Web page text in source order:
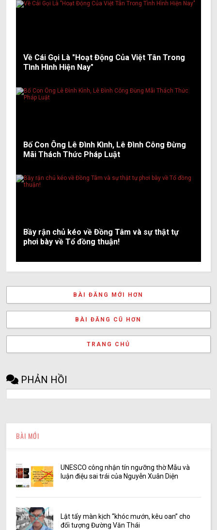
Về Cái Gọi Là "Hoạt Động Của Việt Tân Trong
Tình Hình Hiện Nay"
Bố Con Ông Lê Đình Kình, Lê Đình Công Đừng
Mãi Thách Thức Pháp Luật
Bầy rận chủ kéo về Đồng Tâm và sự thật tự
phơi bày về Tổ đồng thuận!
BÀI ĐĂNG MỚI HƠN
BÀI ĐĂNG CŨ HƠN
TRANG CHỦ
PHẢN HỒI
BÀI MỚI
UNESCO công nhận tín ngưỡng thờ Mẫu và
luận điệu sai trái của Nguyễn Xuân Diện
Lật tẩy màn kịch “khóc mướn, kêu oan” cho
đối tượng Đường Văn Thái